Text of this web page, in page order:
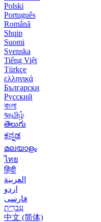
Polski
Português
Română
Shqip
Suomi
Svenska
Tiếng Việt
Türkçe
ελληνικά
Български
Русский
বাংলা
বதமிழ்
తెలుగు
ಕನ್ನಡ
മലയാളം
ไทย
हिंदी
العربية
اردو
فارسی
עִברִית
中文 (简体)